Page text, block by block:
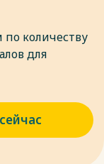
по количеству
для